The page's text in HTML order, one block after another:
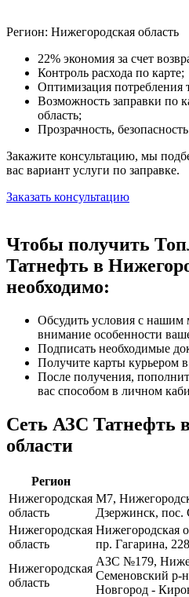
Регион: Нижегородская область
22% экономия за счет
Контроль расхода по карте;
Оптимизация потребления
Возможность заправки по
область;
Прозрачность,
Закажите консультацию, мы
вас вариант услуги по заправке.
Заказать консультацию
Чтобы получить
Татнефть в
необходимо:
Обсудить условия с
внимание особенности
Подписать необходимые
Получите карты курьером
После получения,
вас способом в личном
Сеть АЗС Татнефть
области
Регион
Нижегородская
область
М7,
Дзержинск, пос.
Нижегородская
область
Нижегородская
пр. Гагарина,
Нижегородская
область
АЗС №179,
Семеновский р-
Новгород -